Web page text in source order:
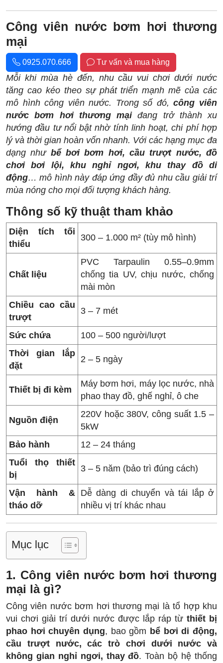
Công viên nước bơm hơi thương
mại
0925.070.666 Tư vấn và mua hàng
Mỗi khi mùa hè đến, nhu cầu vui chơi dưới nước
tăng cao kéo theo sự phát triển mạnh mẽ của các
mô hình công viên nước. Trong số đó,công viên
nước bơm hơi thương mạiđang trở thành xu
hướng đầu tư nổi bật nhờ tính linh hoạt, chi phí hợp
lý và thời gian hoàn vốn nhanh. Với các hạng mục đa
dạng như bể bơi bơm hơi, cầu trượt nước, đồ
chơi bơi lội, khu nghỉ ngơi, khu thay đồ di
động… mô hình này đáp ứng đầy đủ nhu cầu giải trí
mùa nóng cho mọi đối tượng khách hàng.
Thông số kỹ thuật tham khảo
Diện tích tối
thiểu
300 – 1.000 m² (tùy mô hình)
Chất liệu
PVC Tarpaulin 0.55–0.9mm
chống tia UV, chịu nước, chống
mài mòn
Chiều cao cầu
trượt
3 – 7 mét
Sức chứa
100 – 500 người/lượt
Thời gian lắp
đặt
2 – 5 ngày
Thiết bị đi kèm
Máy bơm hơi, máy lọc nước, nhà
phao thay đồ, ghế nghỉ, ô che
Nguồn điện
220V hoặc 380V, công suất 1.5 –
5kW
Bảo hành
12 – 24 tháng
Tuổi thọ thiết
bị
3 – 5 năm (bảo trì đúng cách)
Vận hành &
tháo dỡ
Dễ dàng di chuyển và tái lắp ở
nhiều vị trí khác nhau
Mục lục
1. Công viên nước bơm hơi thương
mại là gì?
Công viên nước bơm hơi thương mại là tổ hợp khu
vui chơi giải trí dưới nước được lắp ráp từ thiết bị
phao hơi chuyên dụng, bao gồm bể bơi di động,
cầu trượt nước, các trò chơi dưới nước và
không gian nghỉ ngơi, thay đồ. Toàn bộ hệ thống